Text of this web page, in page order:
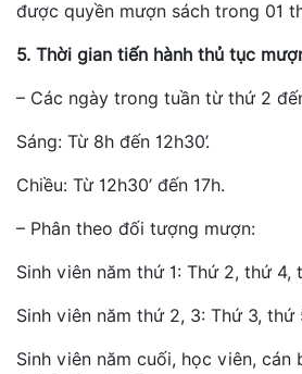
được quyền mượn sách trong 01
5. Thời gian tiến hành thủ tục
– Các ngày trong tuần từ thứ 2
Sáng: Từ 8h đến 12h30’.
Chiều: Từ 12h30’ đến 17h.
– Phân theo đối tượng mượn:
Sinh viên năm thứ 1: Thứ 2, thứ 4,
Sinh viên năm thứ 2, 3: Thứ 3, thứ
Sinh viên năm cuối, học viên, cán